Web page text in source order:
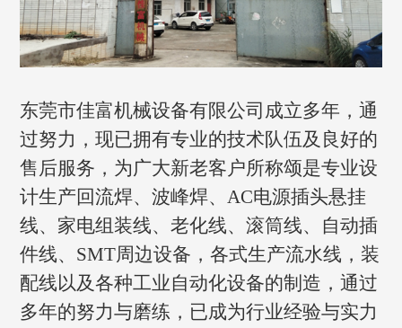
东莞市佳富机械设备有限公司成立多年，通
过努力，现已拥有专业的技术队伍及良好的
售后服务，为广大新老客户所称颂是专业设
计生产回流焊、波峰焊、AC电源插头悬挂
线、家电组装线、老化线、滚筒线、自动插
件线、SMT周边设备，各式生产流水线，装
配线以及各种工业自动化设备的制造，通过
多年的努力与磨练，已成为行业经验与实力